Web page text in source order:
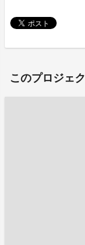
このプロジェ